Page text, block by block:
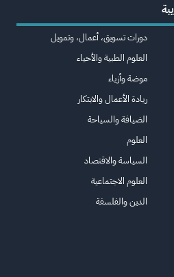
دورات تسويق، أعمال، وتمويل
العلوم الطبية والأحياء
موضة وأزياء
ريادة الأعمال والابتكار
الضيافة والسياحة
العلوم
السياسة والاقتصاد
العلوم الاجتماعية
الدين والفلسفة